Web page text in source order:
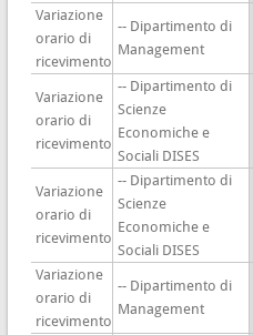
Variazione
orario di
ricevimento
-- Dipartimento di
Management
Variazione
orario di
ricevimento
-- Dipartimento di
Scienze
Economiche e
Sociali DISES
Variazione
orario di
ricevimento
-- Dipartimento di
Scienze
Economiche e
Sociali DISES
Variazione
orario di
ricevimento
-- Dipartimento di
Management